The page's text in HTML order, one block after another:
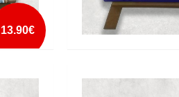
13.90€
COM CAVALETE